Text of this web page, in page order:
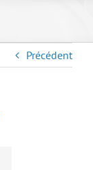
Précédent